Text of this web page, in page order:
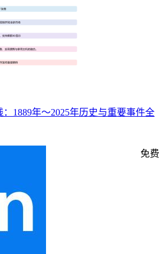
1889年～2025年历史与重要事件全
免费